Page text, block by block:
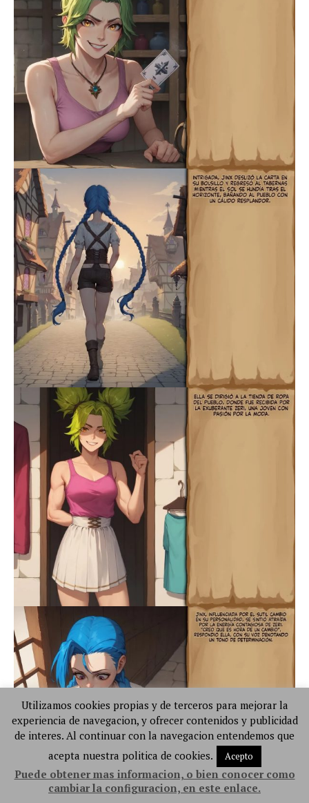
Utilizamos cookies propias y de terceros para mejorar la
experiencia de navegacion, y ofrecer contenidos y publicidad
de interes. Al continuar con la navegacion entendemos que
acepta nuestra politica de cookies.
Acepto
Puede obtener mas informacion, o bien conocer como
cambiar la configuracion, en este enlace.